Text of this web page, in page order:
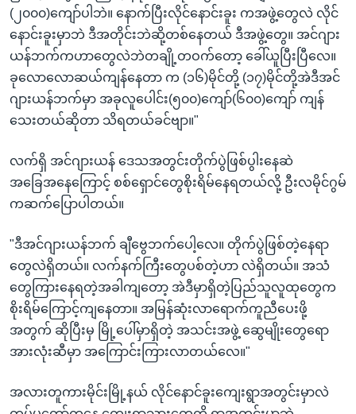
(၂၀၀၀)ကျော်ပါဘဲ။ နောက်ပြီးလိုင်နောင်းခူး ကအဖွဲ့တွေလဲ လိုင်
နောင်းခူးမှာဘဲ ဒီအတိုင်းဘဲဆို့တစ်နေတယ် ဒီအဖွဲ့တွေ။ အင်ဂျား
ယန်ဘက်ကဟာတွေလဲဘဲတချို့တဝက်တော့ ခေါ်ယူပြီးပြီလေ။
ခုလောလောဆယ်ကျန်နေတာ က (၁၆)မိုင်တို့ (၁၇)မိုင်တို့အဲဒီအင်
ဂျားယန်ဘက်မှာ အခုလူပေါင်း(၅၀၀)ကျော်(၆၀၀)ကျော် ကျန်
သေးတယ်ဆိုတာ သိရတယ်ခင်ဗျာ။"
လက်ရှိ အင်ဂျားယန် ဒေသအတွင်းတိုက်ပွဲဖြစ်ပွါးနေဆဲ
အခြေအနေကြောင့် စစ်ရှောင်တွေစိုးရိမ်နေရတယ်လို့ ဦးလမိုင်ဂွမ်
ကဆက်ပြောပါတယ်။
"ဒီအင်ဂျားယန်ဘက် ချီဗွေဘက်ပေါ့လေ။ တိုက်ပွဲဖြစ်တဲ့နေရာ
တွေလဲရှိတယ်။ လက်နက်ကြီးတွေပစ်တဲ့ဟာ လဲရှိတယ်။ အသံ
တွေကြားနေရတဲ့အခါကျတော့ အဲဒီမှာရှိတဲ့ပြည်သူလူထုတွေက
စိုးရိမ်ကြောင့်ကျနေတာ။ အမြန်ဆုံးလာရောက်ကူညီပေးဖို့
အတွက် ဆိုပြီးမှ မြို့ပေါ်မှာရှိတဲ့ အသင်းအဖွဲ့ ဆွေမျိုးတွေရော
အားလုံးဆီမှာ အကြောင်းကြားလာတယ်လေ။"
အလားတူကားမိုင်းမြို့နယ် လိုင်နောင်ခူးကျေးရွာအတွင်းမှာလဲ